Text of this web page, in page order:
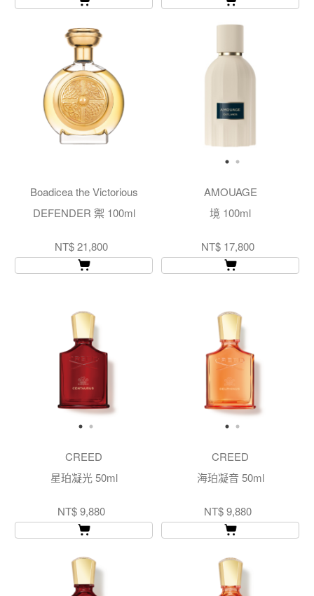
Boadicea the Victorious
DEFENDER 禦 100ml
NT$ 21,800
AMOUAGE
境 100ml
NT$ 17,800
CREED
星珀凝光 50ml
NT$ 9,880
CREED
海珀凝音 50ml
NT$ 9,880